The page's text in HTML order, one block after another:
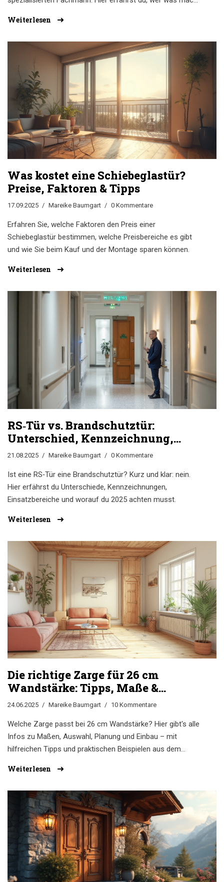
Weiterlesen
Was kostet eine Schiebeglastür?
Preise, Faktoren & Tipps
17.09.2025 Mareike Baumgart 0 Kommentare
Erfahren Sie, welche Faktoren den Preis einer
Schiebeglastür bestimmen, welche Preisbereiche es gibt
und wie Sie beim Kauf und der Montage sparen können.
Weiterlesen
RS‑Tür vs. Brandschutztür:
Unterschied, Kennzeichnung,
Einsatzbereiche (2025)
21.08.2025 Mareike Baumgart 0 Kommentare
Ist eine RS‑Tür eine Brandschutztür? Kurz und klar: nein.
Hier erfährst du Unterschiede, Kennzeichnungen,
Einsatzbereiche und worauf du 2025 achten musst.
Weiterlesen
Die richtige Zarge für 26 cm
Wandstärke: Tipps, Maße &
Auswahl
24.06.2025 Mareike Baumgart 10 Kommentare
Welche Zarge passt bei 26 cm Wandstärke? Hier gibt's alle
Infos zu Maßen, Auswahl, Planung und Einbau – mit
hilfreichen Tipps und praktischen Beispielen aus dem
Weiterlesen